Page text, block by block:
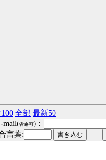
全部 最新50
mail(省略可)：
言葉: